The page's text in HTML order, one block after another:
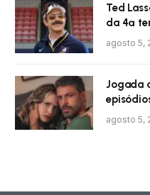
Ted
da 4ª
agosto 5,
Jogada
agosto 5,